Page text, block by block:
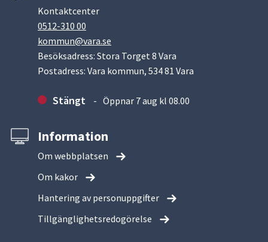
Kontaktcenter
0512-310 00
kommun@vara.se
Besöksadress: Stora Torget 8 Vara
Postadress: Vara kommun, 534 81 Vara
Stängt Öppnar 7 aug kl 08.00
Information
Om webbplatsen
Om kakor
Hantering av personuppgifter
Tillgänglighetsredogörelse